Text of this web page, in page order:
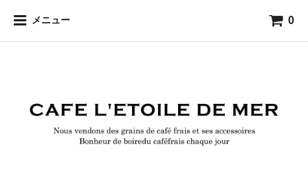
メニュー 0